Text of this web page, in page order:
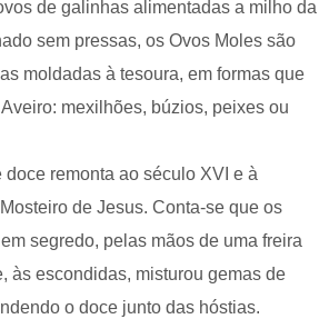
de galinhas alimentadas a milho da
sem pressas, os Ovos Moles são
moldadas à tesoura, em formas que
mexilhões, búzios, peixes ou
remonta ao século XVI e à
de Jesus. Conta-se que os
segredo, pelas mãos de uma freira
às escondidas, misturou gemas de
o doce junto das hóstias.